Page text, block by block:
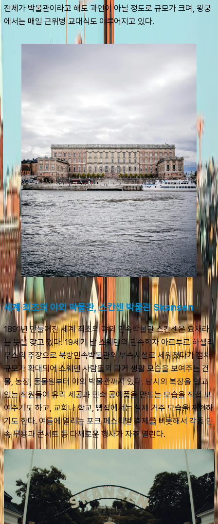
전체가 박물관이라고 해도 과언이 아닐 정도로 규모가 크며, 왕궁
에서는 매일 근위병 교대식도 이루어지고 있다.
세계 최초의 야외 박물관, 스칸센 박물관 Skansen
1891년 만들어진 세계 최초의 야외 민속박물관 스칸센은 요새라
는 뜻을 갖고 있다. 19세기 말 스웨덴의 민속학자 아르투르 하셀리
우스의 주장으로 북방민속박물관의 부속시설로 세워졌다가 점차
규모가 확대되어 스웨덴 사람들의 과거 생활 모습을 보여주는 건
물, 농장, 동물원부터 야외 박물관까지 있다. 당시의 복장을 입고
있는 직원들이 유리 세공과 민속 공예품을 만드는 모습을 직접 보
여주기도 하고, 교회나 학교, 빵집에서는 실제 거주 모습을 재현하
기도 한다. 여름에 열리는 포크 페스티벌 축제를 비롯해서 각종 민
속 무용과 콘서트 등 다채로운 행사가 자주 열린다.